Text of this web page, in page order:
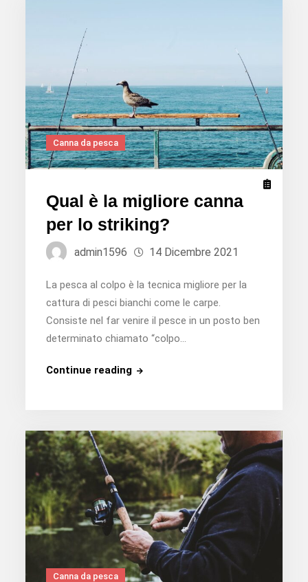
Canna da pesca
Qual è la migliore canna
per lo striking?
admin1596 14 Dicembre 2021
La pesca al colpo è la tecnica migliore per la
cattura di pesci bianchi come le carpe.
Consiste nel far venire il pesce in un posto ben
determinato chiamato “colpo…
Continue readingQual
canna
per
lo
striking?
Canna da pesca